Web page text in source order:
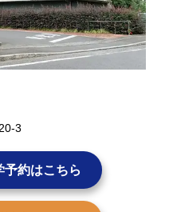
3
予約はこちら